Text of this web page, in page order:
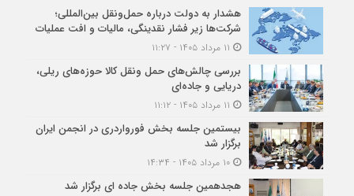
هشدار به دولت درباره حمل‌ونقل بین‌المللی؛
شرکت‌ها زیر فشار نقدینگی، مالیات و افت عملیات
بررسی چالش‌های حمل ونقل کالا حوزه‌های ریلی،
دریایی و جاده‌ای
بیستمین جلسه بخش فورواردری در انجمن ایران
برگزار شد
۱۰ مرداد ۱۴۰۵ - ۱۴:۳۴
هجدهمین جلسه بخش جاده ای برگزار شد